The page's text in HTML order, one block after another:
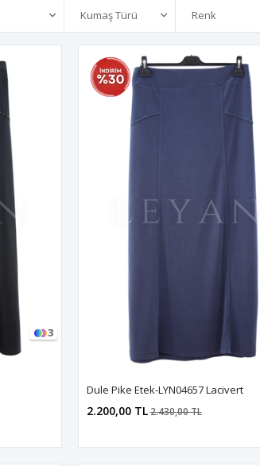
Kumaş Türü Renk
3
Dule Pike Etek-LYN04657 Lacivert
2.200,00 TL2.430,00 TL